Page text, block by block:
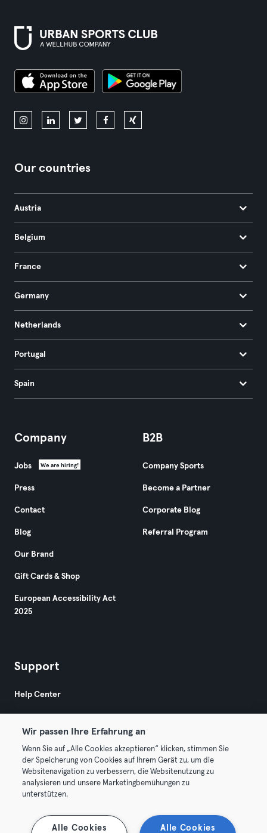
Our countries
Austria
Belgium
France
Germany
Netherlands
Portugal
Spain
Company
Jobs We are hiring!
Press
Contact
Blog
Our Brand
Gift Cards & Shop
European Accessibility Act
2025
B2B
Company Sports
Become a Partner
Corporate Blog
Referral Program
Support
Help Center
© 2026 Urban Sports Group GmbH. All rights reserved.
Terms & Conditions
Terminate contracts here Withdraw contracts here
Wir passen Ihre Erfahrung an
Wenn Sie auf „Alle Cookies akzeptieren“ klicken, stimmen Sie
der Speicherung von Cookies auf Ihrem Gerät zu, um die
Websitenavigation zu verbessern, die Websitenutzung zu
analysieren und unsere Marketingbemühungen zu
unterstützen.
Alle Cookies
Alle Cookies